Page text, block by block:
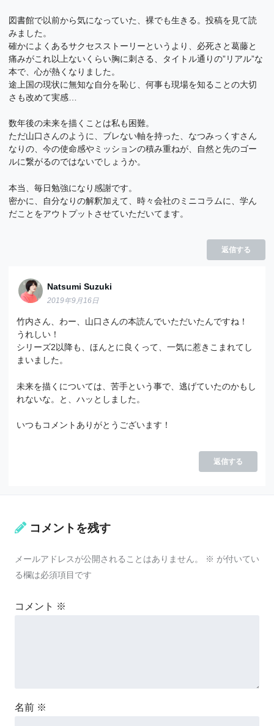
図書館で以前から気になっていた、裸でも生きる。投稿を見て読
みました。
確かによくあるサクセスストーリーというより、必死さと葛藤と
痛みがこれ以上ないくらい胸に刺さる、タイトル通りの”リアル”な
本で、心が熱くなりました。
途上国の現状に無知な自分を恥じ、何事も現場を知ることの大切
さも改めて実感…
数年後の未来を描くことは私も困難。
ただ山口さんのように、ブレない軸を持った、なつみっくすさん
なりの、今の使命感やミッションの積み重ねが、自然と先のゴー
ルに繋がるのではないでしょうか。
本当、毎日勉強になり感謝です。
密かに、自分なりの解釈加えて、時々会社のミニコラムに、学ん
だことをアウトプットさせていただいてます。
返信する
Natsumi Suzuki
2019年9月16日
竹内さん、わー、山口さんの本読んでいただいたんですね！
うれしい！
シリーズ2以降も、ほんとに良くって、一気に惹きこまれてし
まいました。
未来を描くについては、苦手という事で、逃げていたのかもし
れないな。と、ハッとしました。
いつもコメントありがとうございます！
返信する
コメントを残す
メールアドレスが公開されることはありません。 ※ が付いてい
る欄は必須項目です
コメント ※
名前 ※